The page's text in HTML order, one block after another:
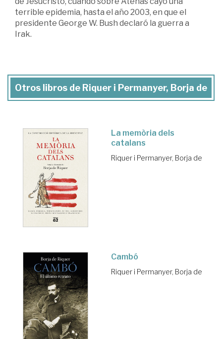
terrible epidemia, hasta el año 2003, en que el
presidente George W. Bush declaró la guerra a
Irak.
Otros libros de Riquer i Permanyer, Borja de
La memòria dels
catalans
Riquer i Permanyer, Borja de
Cambó
Riquer i Permanyer, Borja de